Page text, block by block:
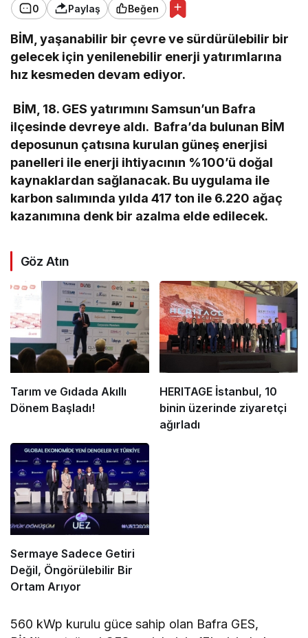
0 Paylaş Beğen
BİM, yaşanabilir bir çevre ve sürdürülebilir bir
gelecek için yenilenebilir enerji yatırımlarına
hız kesmeden devam ediyor.
BİM, 18. GES yatırımını Samsun’un Bafra
ilçesinde devreye aldı. Bafra’da bulunan BİM
deposunun çatısına kurulan güneş enerjisi
panelleri ile enerji ihtiyacının %100’ü doğal
kaynaklardan sağlanacak. Bu uygulama ile
karbon salımında yılda 417 ton ile 6.220 ağaç
kazanımına denk bir azalma elde edilecek.
Göz Atın
Tarım ve Gıdada Akıllı
Dönem Başladı!
HERITAGE İstanbul, 10
binin üzerinde ziyaretçi
ağırladı
Sermaye Sadece Getiri
Değil, Öngörülebilir Bir
Ortam Arıyor
560 kWp kurulu güce sahip olan Bafra GES,